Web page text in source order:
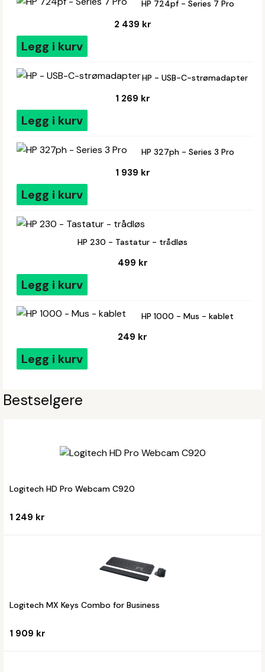
HP 724pf - Series 7 Pro
2 439 kr
Legg i kurv
HP - USB-C-strømadapter
1 269 kr
Legg i kurv
HP 327ph - Series 3 Pro
1 939 kr
Legg i kurv
HP 230 - Tastatur - trådløs
499 kr
Legg i kurv
HP 1000 - Mus - kablet
249 kr
Legg i kurv
Bestselgere
Logitech HD Pro Webcam C920
1 249 kr
Logitech MX Keys Combo for Business
1 909 kr